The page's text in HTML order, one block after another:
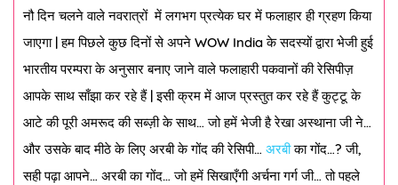
नौ दिन चलने वाले नवरात्रों में लगभग प्रत्येक घर में फलाहार ही ग्रहण किया
जाएगा | हम पिछले कुछ दिनों से अपने WOW India के सदस्यों द्वारा भेजी हुई
भारतीय परम्परा के अनुसार बनाए जाने वाले फलाहारी पकवानों की रेसिपीज़
आपके साथ साँझा कर रहे हैं | इसी क्रम में आज प्रस्तुत कर रहे हैं कुट्टू के
आटे की पूरी अमरूद की सब्ज़ी के साथ… जो हमें भेजी है रेखा अस्थाना जी ने…
और उसके बाद मीठे के लिए अरबी के गोंद की रेसिपी… अरबीका गोंद…? जी,
सही पढ़ा आपने… अरबी का गोंद… जो हमें सिखाएँगी अर्चना गर्ग जी… तो पहले